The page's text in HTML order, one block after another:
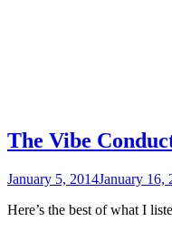
The Vibe
January 5, 2014January 16,
Here’s the best of what I